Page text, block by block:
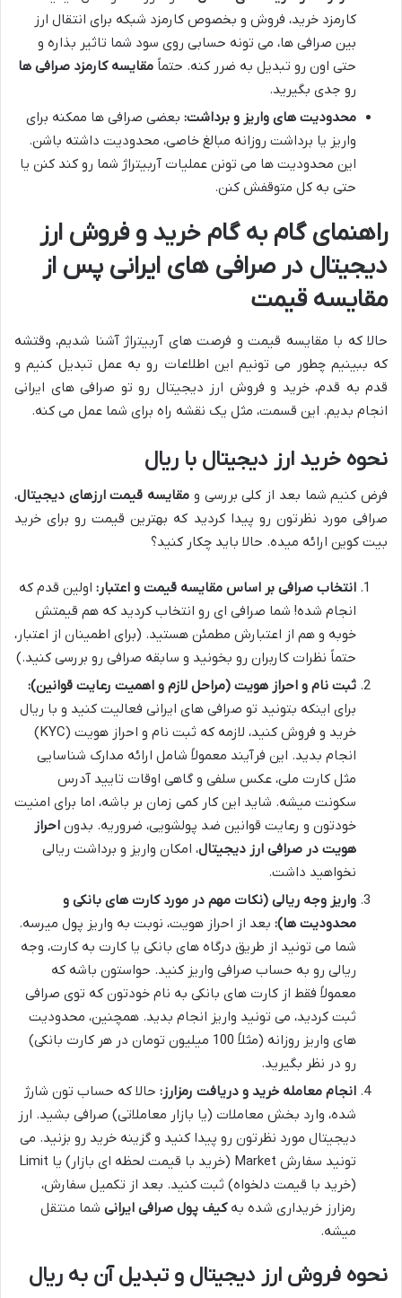
کارمزد خرید، فروش و بخصوص کارمزد شبکه برای انتقال ارز
بین صرافی ها، می تونه حسابی روی سود شما تاثیر بذاره و
حتی اون رو تبدیل به ضرر کنه. حتماً مقایسه کارمزد صرافی ها
رو جدی بگیرید.
محدودیت های واریز و برداشت: بعضی صرافی ها ممکنه برای
واریز یا برداشت روزانه مبالغ خاصی، محدودیت داشته باشن.
این محدودیت ها می تونن عملیات آربیتراژ شما رو کند کنن یا
حتی به کل متوقفش کنن.
راهنمای گام به گام خرید و فروش ارز
دیجیتال در صرافی های ایرانی پس از
مقایسه قیمت
حالا که با مقایسه قیمت و فرصت های آربیتراژ آشنا شدیم، وقتشه
که ببینیم چطور می تونیم این اطلاعات رو به عمل تبدیل کنیم و
قدم به قدم، خرید و فروش ارز دیجیتال رو تو صرافی های ایرانی
انجام بدیم. این قسمت، مثل یک نقشه راه برای شما عمل می کنه.
نحوه خرید ارز دیجیتال با ریال
فرض کنیم شما بعد از کلی بررسی و مقایسه قیمت ارزهای دیجیتال،
صرافی مورد نظرتون رو پیدا کردید که بهترین قیمت رو برای خرید
بیت کوین ارائه میده. حالا باید چکار کنید؟
انتخاب صرافی بر اساس مقایسه قیمت و اعتبار: اولین قدم که
انجام شده! شما صرافی ای رو انتخاب کردید که هم قیمتش
خوبه و هم از اعتبارش مطمئن هستید. (برای اطمینان از اعتبار،
حتماً نظرات کاربران رو بخونید و سابقه صرافی رو بررسی کنید.)
ثبت نام و احراز هویت (مراحل لازم و اهمیت رعایت قوانین):
برای اینکه بتونید تو صرافی های ایرانی فعالیت کنید و با ریال
خرید و فروش کنید، لازمه که ثبت نام و احراز هویت (KYC)
انجام بدید. این فرآیند معمولاً شامل ارائه مدارک شناسایی
مثل کارت ملی، عکس سلفی و گاهی اوقات تایید آدرس
سکونت میشه. شاید این کار کمی زمان بر باشه، اما برای امنیت
خودتون و رعایت قوانین ضد پولشویی، ضروریه. بدون احراز
هویت در صرافی ارز دیجیتال، امکان واریز و برداشت ریالی
نخواهید داشت.
واریز وجه ریالی (نکات مهم در مورد کارت های بانکی و
محدودیت ها): بعد از احراز هویت، نوبت به واریز پول میرسه.
شما می تونید از طریق درگاه های بانکی یا کارت به کارت، وجه
ریالی رو به حساب صرافی واریز کنید. حواستون باشه که
معمولاً فقط از کارت های بانکی به نام خودتون که توی صرافی
ثبت کردید، می تونید واریز انجام بدید. همچنین، محدودیت
های واریز روزانه (مثلاً 100 میلیون تومان در هر کارت بانکی)
رو در نظر بگیرید.
انجام معامله خرید و دریافت رمزارز: حالا که حساب تون شارژ
شده، وارد بخش معاملات (یا بازار معاملاتی) صرافی بشید. ارز
دیجیتال مورد نظرتون رو پیدا کنید و گزینه خرید رو بزنید. می
تونید سفارش Market (خرید با قیمت لحظه ای بازار) یا Limit
(خرید با قیمت دلخواه) ثبت کنید. بعد از تکمیل سفارش،
رمزارز خریداری شده بهکیف پول صرافی ایرانی شما منتقل
میشه.
نحوه فروش ارز دیجیتال و تبدیل آن به ریال